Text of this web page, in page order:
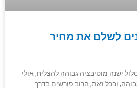
לשלם את מחיר
ישנה מוטיבציה גבוהה להצליח, אולי
ובכל זאת, הרוב פורשים בדרך…